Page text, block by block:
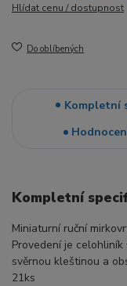
Hlídat cenu / dostupnost
Do oblíbených
Kompletní
Kompletní
Miniaturní ruční
Provedení je
svěrnou kleštinou a
21ks